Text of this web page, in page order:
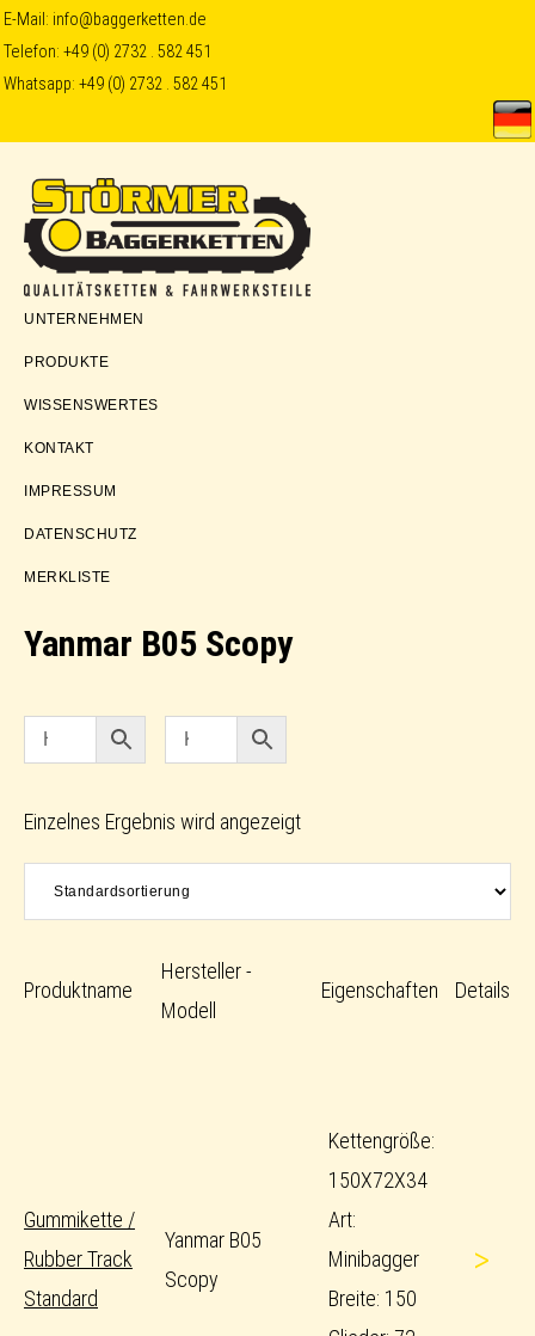
Skip
to
primary
navigation
Skip
to
content
Skip
to
E-Mail: info@baggerketten.de
Telefon:+49 (0) 2732 . 582 451
Whatsapp:+49 (0) 2732 . 582 451
Störmer
UNTERNEHMEN
PRODUKTE
WISSENSWERTES
KONTAKT
IMPRESSUM
DATENSCHUTZ
MERKLISTE
Yanmar B05 Scopy
Einzelnes Ergebnis wird angezeigt
Produktname
Hersteller -
Modell
Eigenschaften Details
Gummikette /
Rubber Track
Standard
Yanmar B05
Scopy
Kettengröße:
150X72X34
Art:
Minibagger
Breite: 150
>